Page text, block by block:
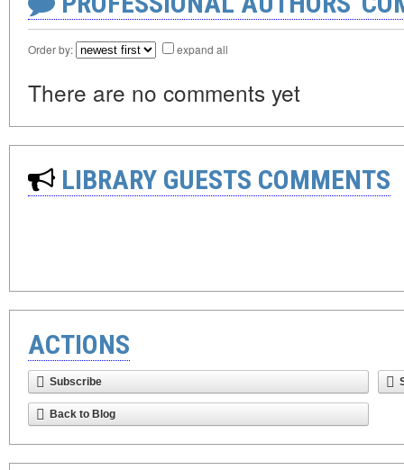
Order by: expand all
There are no comments yet
LIBRARY GUESTS COMMENTS
ACTIONS
Subscribe
Back to Blog